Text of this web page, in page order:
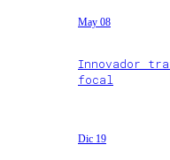
May 08
Innovador
focal
Dic 19